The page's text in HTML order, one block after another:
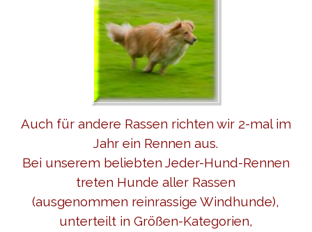
Auch für andere Rassen richten wir 2-mal im
Jahr ein Rennen aus.
Bei unserem beliebten Jeder-Hund-Rennen
treten Hunde aller Rassen
(ausgenommen reinrassige Windhunde),
unterteilt in Größen-Kategorien,